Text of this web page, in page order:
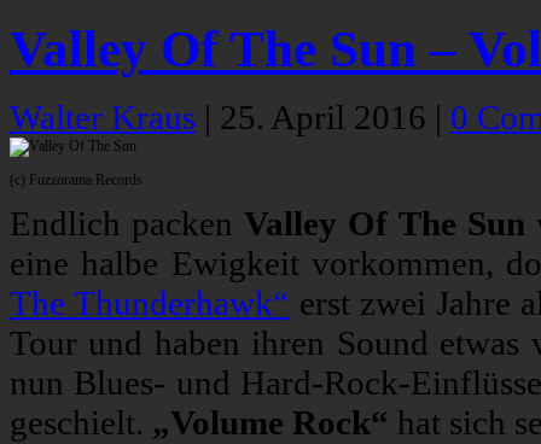
Valley Of The Sun –
Walter Kraus | 25. April 2016 | 0
(c) Fuzzorama Records
Endlich packenValley Of The Sun
eine halbe Ewigkeit vorkommen,
The Thunderhawk“ erst zwei Jahre
Tour und haben ihren Sound
nun Blues- und Hard-Rock-
geschielt. „Volume Rock“ hat sich